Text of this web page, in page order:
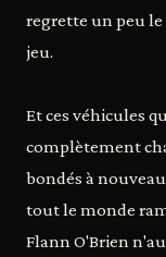
regrette un peu le
jeu.
Et ces véhicules
complètement
bondés à
tout le monde
Flann O'Brien